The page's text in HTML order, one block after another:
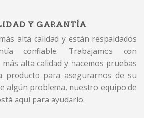
Y GARANTÍA
alta calidad y están respaldados
confiable. Trabajamos con
alta calidad y hacemos pruebas
producto para asegurarnos de su
algún problema, nuestro equipo de
aquí para ayudarlo.